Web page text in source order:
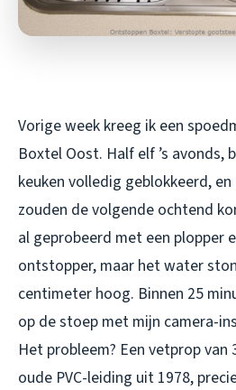
Vorige week kreeg ik een
Boxtel Oost. Half elf ’s avonds,
keuken volledig geblokkeerd,
zouden de volgende ochtend
al geprobeerd met een plopper
ontstopper, maar het water
centimeter hoog. Binnen 25
op de stoep met mijn camera-
Het probleem? Een vetprop
oude PVC-leiding uit 1978,